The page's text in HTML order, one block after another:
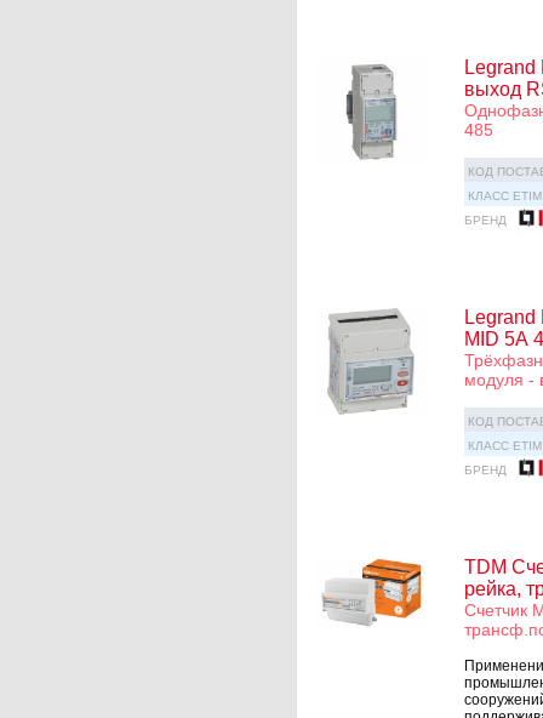
выход
485
КОД
КЛАСС ETIM
БРЕНД
Legrand
MID 5А
модуля -
КОД
КЛАСС ETIM
БРЕНД
TDM
рейка,
Счетчик